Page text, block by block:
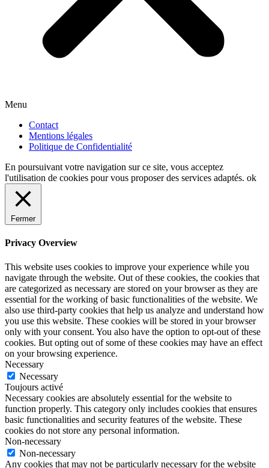
Menu
Contact
Mentions légales
Politique de Confidentialité
En poursuivant votre navigation sur ce site, vous acceptez
l'utilisation de cookies pour vous proposer des services adaptés. ok
Fermer
Privacy Overview
This website uses cookies to improve your experience while you
navigate through the website. Out of these cookies, the cookies that
are categorized as necessary are stored on your browser as they are
essential for the working of basic functionalities of the website. We
also use third-party cookies that help us analyze and understand how
you use this website. These cookies will be stored in your browser
only with your consent. You also have the option to opt-out of these
cookies. But opting out of some of these cookies may have an effect
on your browsing experience.
Necessary
Necessary
Toujours activé
Necessary cookies are absolutely essential for the website to
function properly. This category only includes cookies that ensures
basic functionalities and security features of the website. These
cookies do not store any personal information.
Non-necessary
Non-necessary
Any cookies that may not be particularly necessary for the website